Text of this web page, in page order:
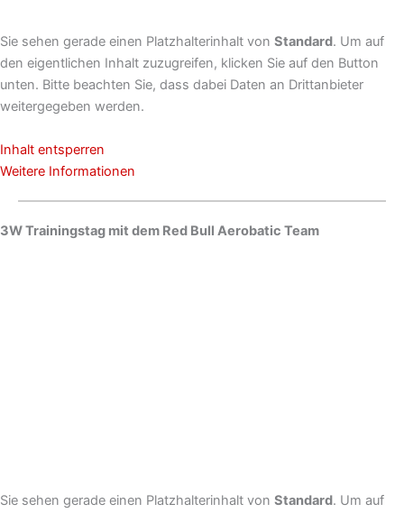
Sie sehen gerade einen Platzhalterinhalt von Standard. Um auf
den eigentlichen Inhalt zuzugreifen, klicken Sie auf den Button
unten. Bitte beachten Sie, dass dabei Daten an Drittanbieter
weitergegeben werden.
Inhalt entsperren
Weitere Informationen
3W Trainingstag mit dem Red Bull Aerobatic Team
Sie sehen gerade einen Platzhalterinhalt von Standard. Um auf